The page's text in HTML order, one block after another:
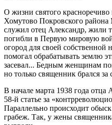
О жизни святого
Хомутово Покровского района
служил отец Александр, жили
погибли в Первую мировую
огород для своей
помогал обрабатывать землю
засевал... Бедным женщинам
но только священник брался
В начале марта 1938 года отца
58-й статье за
Параллельно происходит
грабеж. Так, у жены